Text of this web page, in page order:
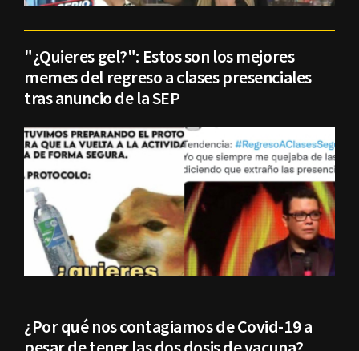
"¿Quieres gel?": Estos son los mejores
memes del regreso a clases presenciales
tras anuncio de la SEP
¿Por qué nos contagiamos de Covid-19 a